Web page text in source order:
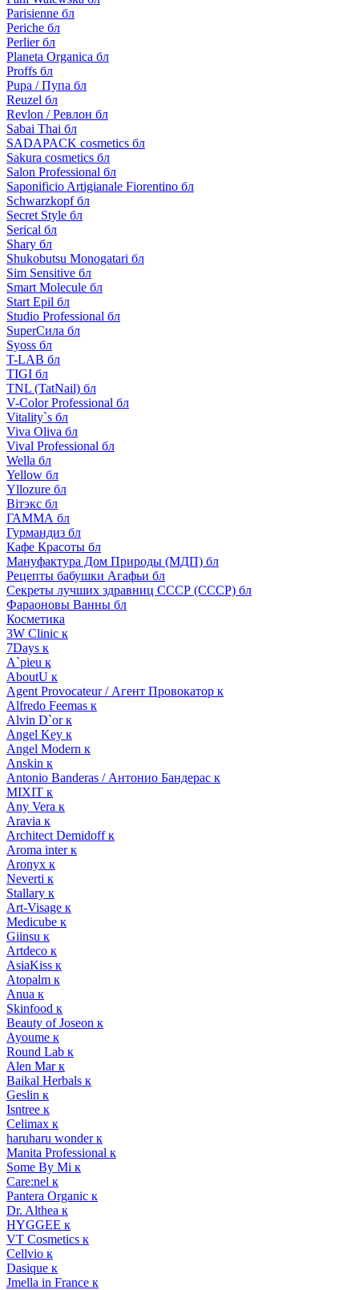
Parisienne бл
Periche бл
Perlier бл
Planeta Organica бл
Proffs бл
Pupa / Пупа бл
Reuzel бл
Revlon / Ревлон бл
Sabai Thai бл
SADAPACK cosmetics бл
Sakura cosmetics бл
Salon Professional бл
Saponificio Artigianale Fiorentino бл
Schwarzkopf бл
Secret Style бл
Serical бл
Shary бл
Shukobutsu Monogatari бл
Sim Sensitive бл
Smart Molecule бл
Start Epil бл
Studio Professional бл
SuperСила бл
Syoss бл
T-LAB бл
TIGI бл
TNL (TatNail) бл
V-Color Professional бл
Vitality`s бл
Viva Oliva бл
Vival Professional бл
Wella бл
Yellow бл
Yllozure бл
Вiтэкс бл
ГАММА бл
Гурмандиз бл
Кафе Красоты бл
Мануфактура Дом Природы (МДП) бл
Рецепты бабушки Агафьи бл
Секреты лучших здравниц СССР (СССР) бл
Фараоновы Ванны бл
Косметика
3W Clinic к
7Days к
A`pieu к
AboutU к
Agent Provocateur / Агент Провокатор к
Alfredo Feemas к
Alvin D`or к
Angel Key к
Angel Modern к
Anskin к
Antonio Banderas / Антонио Бандерас к
MIXIT к
Any Vera к
Aravia к
Architect Demidoff к
Aroma inter к
Aronyx к
Neverti к
Stallary к
Art-Visage к
Medicube к
Giinsu к
Artdeco к
AsiaKiss к
Atopalm к
Anua к
Skinfood к
Beauty of Joseon к
Ayoume к
Round Lab к
Alen Mar к
Baikal Herbals к
Geslin к
Isntree к
Celimax к
haruharu wonder к
Manita Professional к
Some By Mi к
Care:nel к
Pantera Organic к
Dr. Althea к
HYGGEE к
VT Cosmetics к
Cellvio к
Dasique к
Jmella in France к